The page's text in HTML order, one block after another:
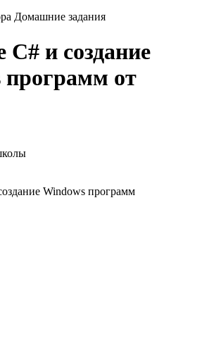
Домашние задания
C# и создание
программ от